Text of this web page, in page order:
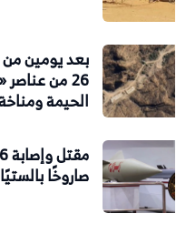
بعد يومين من
26 من
الحيمة
صاروخًا بالستيًا و15 طائرة مسيرة